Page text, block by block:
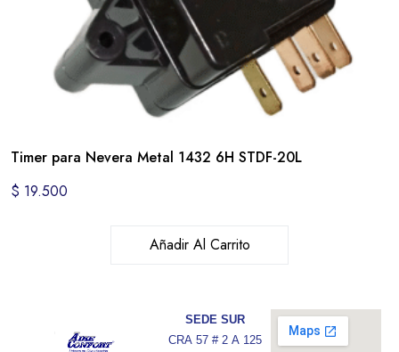
Timer para Nevera Metal 1432 6H STDF-20L
$ 19.500
Añadir Al Carrito
SEDE SUR
CRA 57 # 2 A 125